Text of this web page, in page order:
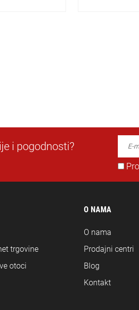
i pogodnosti?
trgovine
otoci
O NAMA
O nama
Prodajni centri
Blog
Kontakt